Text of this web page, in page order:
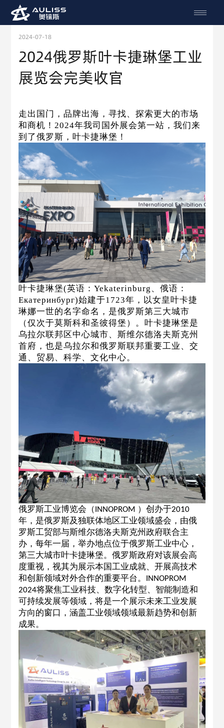
2024-07-18
2024俄罗斯叶卡捷琳堡工业
展览会完美收官
走出国门，品牌出海，寻找、探索更大的市场
和商机！2024年我司国外展会第一站，我们来
到了俄罗斯，叶卡捷琳堡！
叶卡捷琳堡(英语：Yekaterinburg、俄语：
Екатеринбург)始建于1723年，以女皇叶卡捷
琳娜一世的名字命名，是俄罗斯第三大城市
（仅次于莫斯科和圣彼得堡）。叶卡捷琳堡是
乌拉尔联邦区中心城市、斯维尔德洛夫斯克州
首府，也是乌拉尔和俄罗斯联邦重要工业、交
通、贸易、科学、文化中心。
俄罗斯工业博览会（ INNOPROM ）创办于2010
年，是俄罗斯及独联体地区工业领域盛会，由俄
罗斯工贸部与斯维尔德洛夫斯克州政府联合主
办，每年一届，举办地点位于俄罗斯工业中心，
第三大城市叶卡捷琳堡。俄罗斯政府对该展会高
度重视，视其为展示本国工业成就、开展高技术
和创新领域对外合作的重要平台。
INNOPROM
2024将聚焦工业科技、数字化转型、智能制造和
可持续发展等领域，将是一个展示未来工业发展
方向的窗口，涵盖工业领域领域最新趋势和创新
成果。